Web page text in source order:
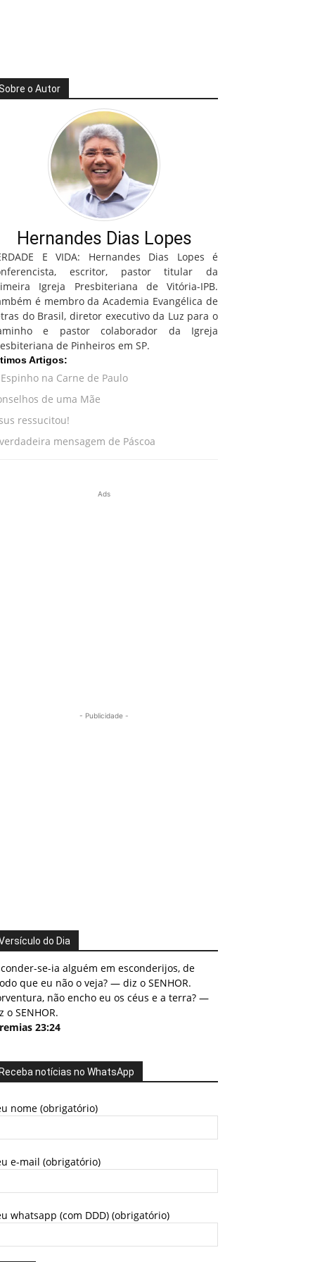
o Autor
Hernandes Dias Lopes
E VIDA: Hernandes Dias Lopes é
escritor, pastor titular da
Igreja Presbiteriana de Vitória-IPB.
é membro da Academia Evangélica de
do Brasil, diretor executivo da Luz para o
e pastor colaborador da Igreja
de Pinheiros em SP.
Artigos:
na Carne de Paulo
de uma Mãe
ressucitou!
mensagem de Páscoa
Ads
- Publicidade -
do Dia
se-ia alguém em esconderijos, de
que eu não o veja? — diz o SENHOR.
não encho eu os céus e a terra? —
o SENHOR.
23:24
Receba notícias no WhatsApp
nome (obrigatório)
e-mail (obrigatório)
whatsapp (com DDD) (obrigatório)